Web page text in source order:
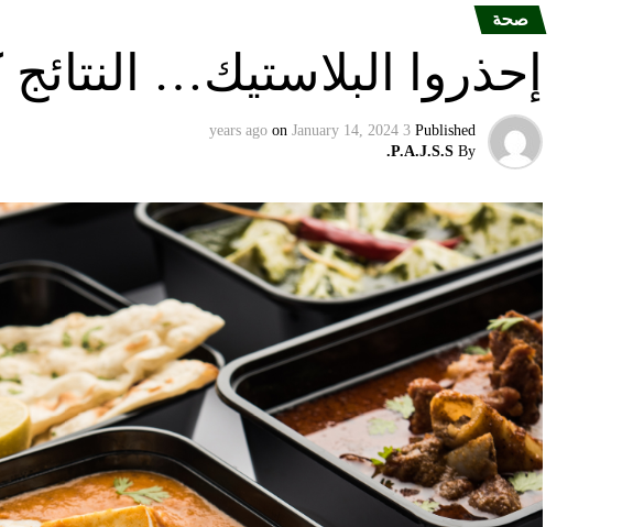
صحة
إحذروا البلاستيك…
Published
3 years ago
on January 14, 2024
By
P.A.J.S.S.